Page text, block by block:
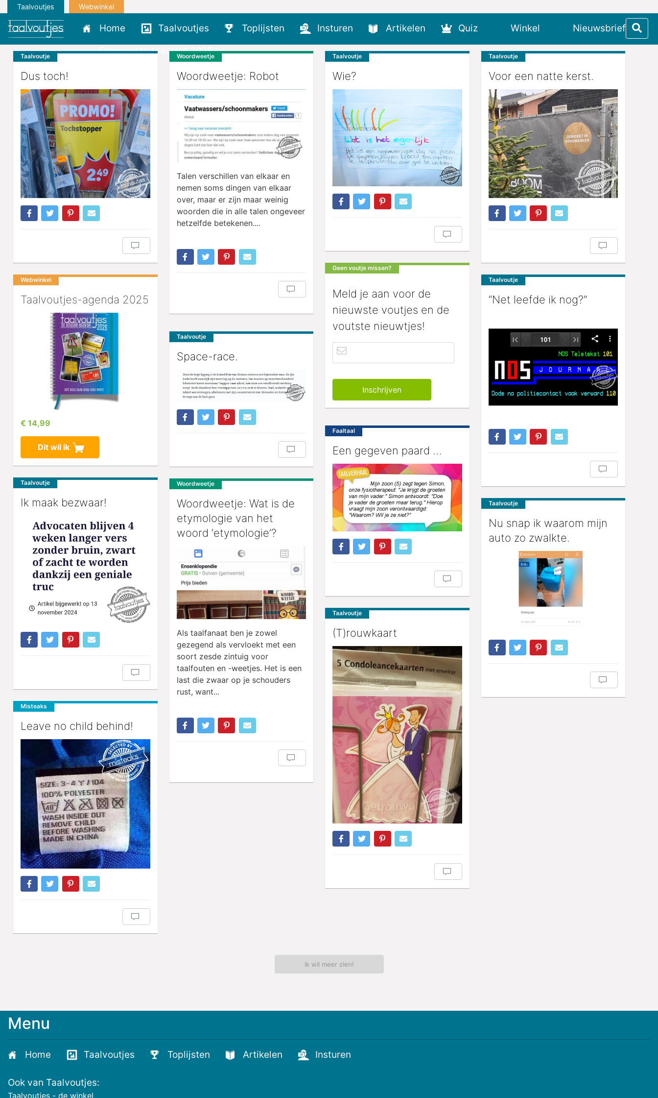
Taalvoutjes Webwinkel
Home Taalvoutjes Toplijsten Insturen Artikelen Quiz Winkel
Nieuwsbrief
Grappigste taalvout 2025
Taalvoutje
Dus toch!
Woordweetje
Woordweetje: Robot
Talen verschillen van elkaar en
nemen soms dingen van elkaar
over, maar er zijn maar weinig
woorden die in alle talen ongeveer
hetzelfde betekenen....
Taalvoutje
Wie?
Taalvoutje
Voor een natte kerst.
Geen voutje missen?
Meld je aan voor de
nieuwste voutjes en de
voutste nieuwtjes!
Webwinkel
Taalvoutjes-agenda 2025
€ 14,99
Dit wil ik
Taalvoutje
“Net leefde ik nog?”
Taalvoutje
Space-race.
Faaltaal
Een gegeven paard …
Taalvoutje
Ik maak bezwaar!
Woordweetje
Woordweetje: Wat is de
etymologie van het
woord ‘etymologie’?
Als taalfanaat ben je zowel
gezegend als vervloekt met een
soort zesde zintuig voor
taalfouten en -weetjes. Het is een
last die zwaar op je schouders
rust, want...
Taalvoutje
Nu snap ik waarom mijn
auto zo zwalkte.
Taalvoutje
(T)rouwkaart
Misteaks
Leave no child behind!
Ik wil meer zien!
Menu
Home Taalvoutjes Toplijsten Artikelen Insturen
Ook van Taalvoutjes:
Taalvoutjes - de winkel